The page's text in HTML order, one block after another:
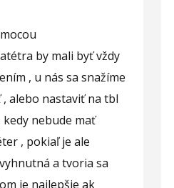
by mali byť vždy
, u nás sa snažíme
alebo nastaviť na tbl
nebude mať
, pokiaľ je ale
a tvoria sa
je najlepšie ak